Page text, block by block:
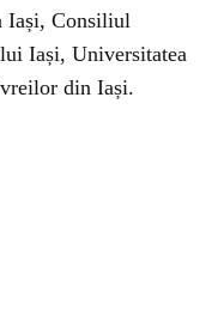
Iași, Consiliul
Iași, Universitatea
din Iași.